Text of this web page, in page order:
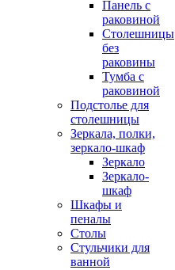
Панель с
раковиной
Столешницы
без
раковины
Тумба с
раковиной
Подстолье для
столешницы
Зеркала, полки,
зеркало-шкаф
Зеркало
Зеркало-
шкаф
Шкафы и
пеналы
Столы
Стульчики для
ванной